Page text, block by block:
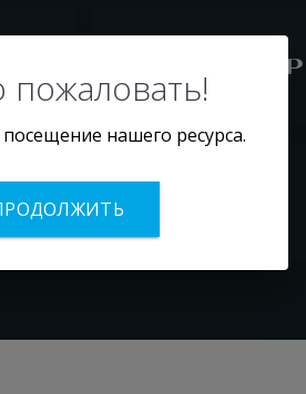
нашего ресурса.